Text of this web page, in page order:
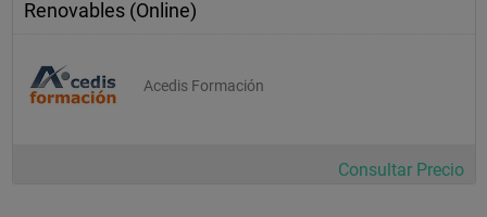
Renovables (Online)
Acedis Formación
Consultar Precio